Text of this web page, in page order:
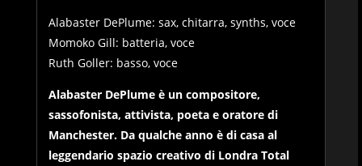
Alabaster DePlume: sax, chitarra, synths, voce
Momoko Gill: batteria, voce
Ruth Goller: basso, voce
Alabaster DePlume è un compositore,
sassofonista, attivista, poeta e oratore di
Manchester. Da qualche anno è di casa al
leggendario spazio creativo di Londra Total